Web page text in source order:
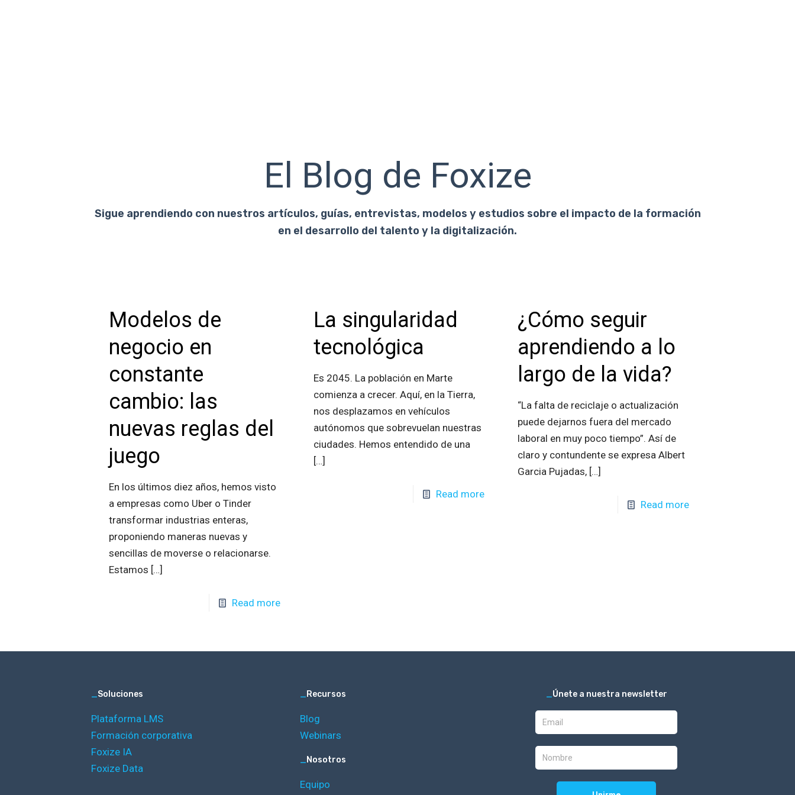
El Blog de Foxize
Sigue aprendiendo con nuestros artículos, guías, entrevistas, modelos y estudios sobre el impacto de la formación
en el desarrollo del talento y la digitalización.
Modelos de
negocio en
constante
cambio: las
nuevas reglas del
juego
En los últimos diez años, hemos visto
a empresas como Uber o Tinder
transformar industrias enteras,
proponiendo maneras nuevas y
sencillas de moverse o relacionarse.
Estamos […]
Read more
La singularidad
tecnológica
Es 2045. La población en Marte
comienza a crecer. Aquí, en la Tierra,
nos desplazamos en vehículos
autónomos que sobrevuelan nuestras
ciudades. Hemos entendido de una
[…]
Read more
¿Cómo seguir
aprendiendo a lo
largo de la vida?
“La falta de reciclaje o actualización
puede dejarnos fuera del mercado
laboral en muy poco tiempo”. Así de
claro y contundente se expresa Albert
Garcia Pujadas,[…]
Read more
_Soluciones
Plataforma LMS
Formación corporativa
Foxize IA
Foxize Data
_Recursos
Blog
Webinars
_Nosotros
Equipo
_Únete a nuestra newsletter